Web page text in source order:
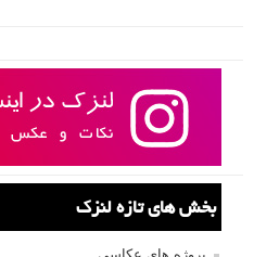
بخش های تازه لنزک